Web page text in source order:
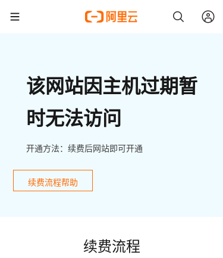
该网站因主机过期暂
时无法访问
开通方法：续费后网站即可开通
续费流程帮助
续费流程